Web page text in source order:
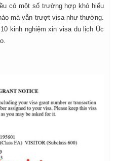
có một số trường hợp khó hiểu
mà vẫn trượt visa như thường.
kinh nghiệm xin visa du lịch Úc